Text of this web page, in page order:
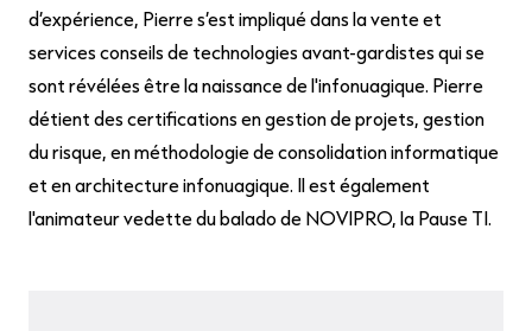
d’expérience, Pierre s’est impliqué dans la vente et
services conseils de technologies avant-gardistes qui se
sont révélées être la naissance de l'infonuagique. Pierre
détient des certifications en gestion de projets, gestion
du risque, en méthodologie de consolidation informatique
et en architecture infonuagique. Il est également
l'animateur vedette du balado de NOVIPRO, la Pause TI.